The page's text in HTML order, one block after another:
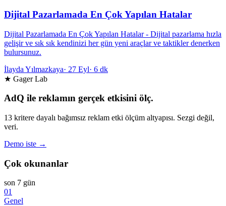
Dijital Pazarlamada En Çok Yapılan Hatalar
Dijital Pazarlamada En Çok Yapılan Hatalar - Dijital pazarlama hızla
gelişir ve sık sık kendinizi her gün yeni araçlar ve taktikler denerken
bulursunuz.
İlayda Yılmazkaya· 27 Eyl· 6 dk
★ Gager Lab
AdQ ile reklamın gerçek etkisini ölç.
13 kritere dayalı bağımsız reklam etki ölçüm altyapısı. Sezgi değil,
veri.
Demo iste →
Çok okunanlar
son 7 gün
01
Genel